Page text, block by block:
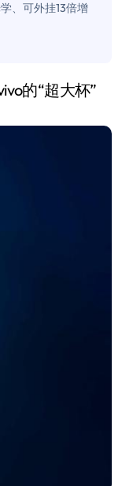
、可外挂13倍增